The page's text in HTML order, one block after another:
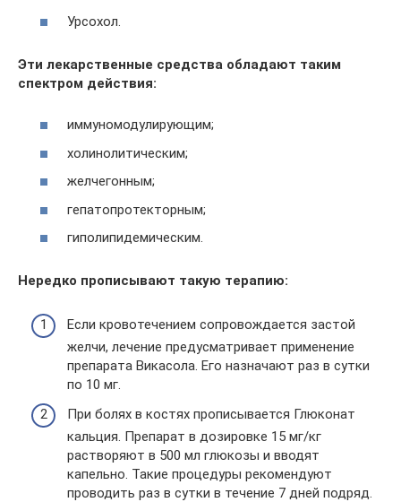
Урсохол.
Эти лекарственные средства обладают таким
спектром действия:
иммуномодулирующим;
холинолитическим;
желчегонным;
гепатопротекторным;
гиполипидемическим.
Нередко прописывают такую терапию:
Если кровотечением сопровождается застой
желчи, лечение предусматривает применение
препарата Викасола. Его назначают раз в сутки
по 10 мг.
При болях в костях прописывается Глюконат
кальция. Препарат в дозировке 15 мг/кг
растворяют в 500 мл глюкозы и вводят
капельно. Такие процедуры рекомендуют
проводить раз в сутки в течение 7 дней подряд.